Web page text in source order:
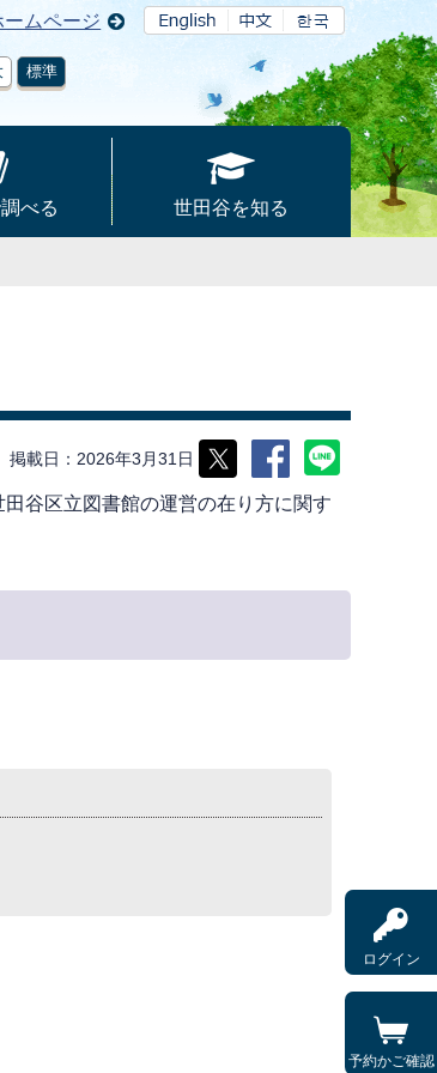
ムページ
標準
ログイン
予約かご確認
べる 世田谷を知る
掲載日 2026年3月31日
谷区立図書館の運営の在り方に関す